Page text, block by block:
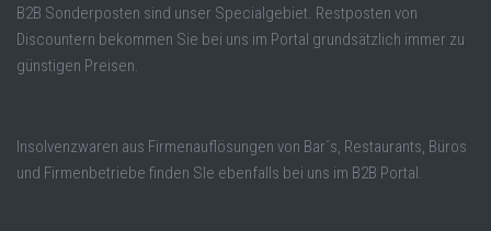
B2B Sonderposten sind unser Specialgebiet. Restposten von
Discountern bekommen Sie bei uns im Portal grundsätzlich immer zu
günstigen Preisen.
Insolvenzwaren aus Firmenauflösungen von Bar´s, Restaurants, Büros
und Firmenbetriebe finden SIe ebenfalls bei uns im B2B Portal.